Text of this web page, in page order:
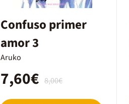
Confuso primer
amor 3
Aruko
8,00€
7,60€